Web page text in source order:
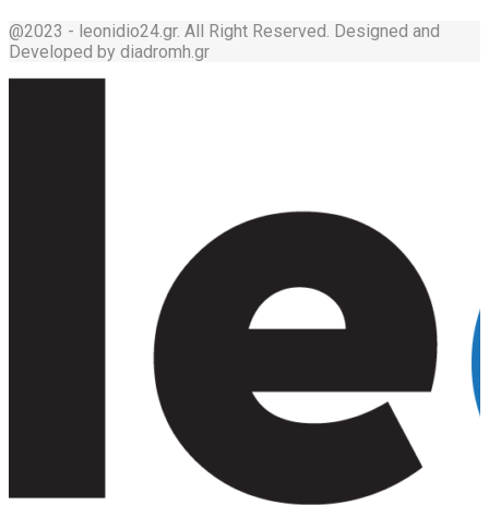
@2023 - leonidio24.gr. All Right Reserved. Designed and
Developed by diadromh.gr